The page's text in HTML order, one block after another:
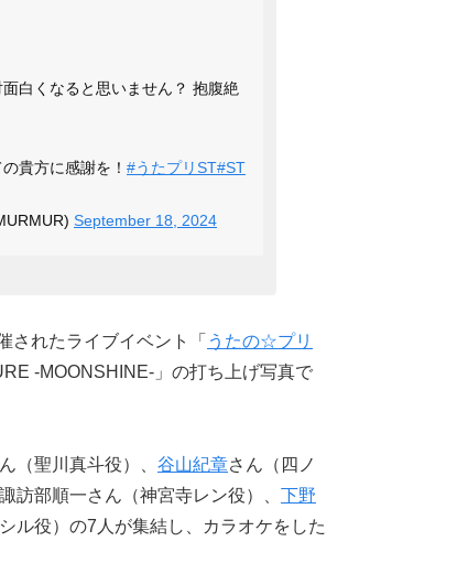
白くなると思いません？ 抱腹絶
貴方に感謝を！ #うたプリST#ST
September 18, 2024
されたライブイベント「 うたの☆プリ
-MOONSHINE-」の打ち上げ写真で
（聖川真斗役）、 谷山紀章さん（四ノ
訪部順一さん（神宮寺レン役）、
下野
ル役）の7人が集結し、カラオケをした